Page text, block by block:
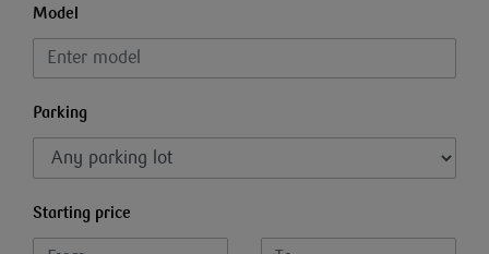
Model
Parking
Starting price